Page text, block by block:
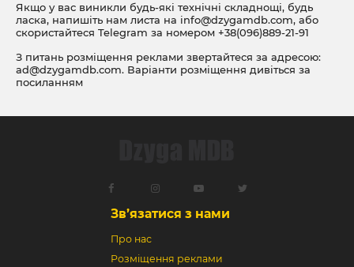
Якщо у вас виникли будь-які технічні складнощі, будь
ласка, напишіть нам листа на info@dzygamdb.com, або
скористайтеся Telegram за номером +38(096)889-21-91
З питань розміщення реклами звертайтеся за адресою:
ad@dzygamdb.com. Варіанти розміщення дивіться за
посиланням
Зв’язатися з нами
Про нас
Розміщення реклами